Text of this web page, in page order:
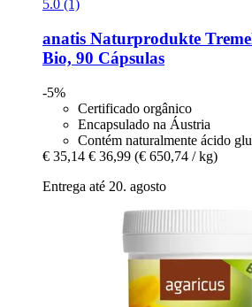
5.0 (1)
anatis Naturprodukte
Bio, 90 Cápsulas
-5%
Certificado orgânico
Encapsulado na Áustria
Contém naturalmente ácido
€ 35,14 € 36,99 (€ 650,74 / kg)
Entrega até 20. agosto